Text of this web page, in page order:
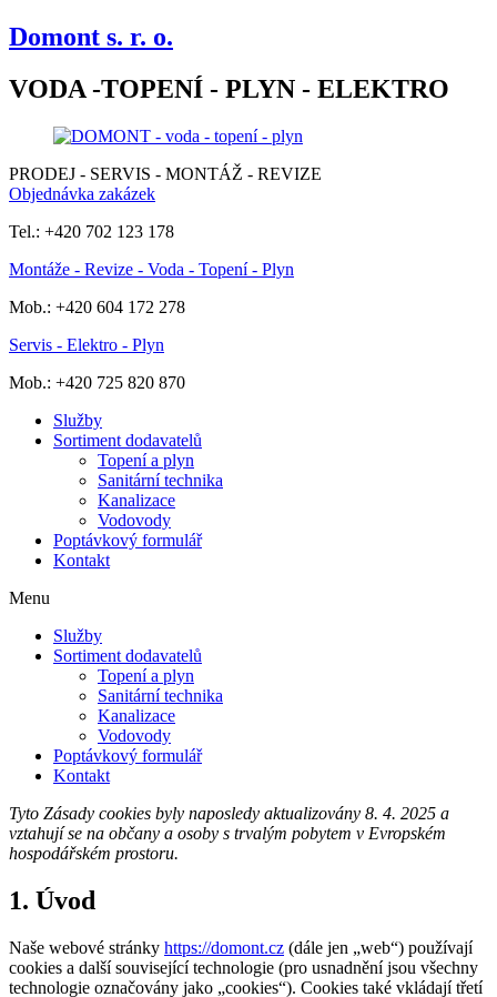
Domont s. r. o.
VODA -TOPENÍ - PLYN - ELEKTRO
PRODEJ - SERVIS - MONTÁŽ - REVIZE
Objednávka zakázek
Tel.: +420 702 123 178
Montáže - Revize - Voda - Topení - Plyn
Mob.: +420 604 172 278
Servis - Elektro - Plyn
Mob.: +420 725 820 870
Služby
Sortiment dodavatelů
Topení a plyn
Sanitární technika
Kanalizace
Vodovody
Poptávkový formulář
Kontakt
Menu
Služby
Sortiment dodavatelů
Topení a plyn
Sanitární technika
Kanalizace
Vodovody
Poptávkový formulář
Kontakt
Tyto Zásady cookies byly naposledy aktualizovány 8. 4. 2025 a
vztahují se na občany a osoby s trvalým pobytem v Evropském
hospodářském prostoru.
1. Úvod
Naše webové stránky https://domont.cz (dále jen „web“) používají
cookies a další související technologie (pro usnadnění jsou všechny
technologie označovány jako „cookies“). Cookies také vkládají třetí